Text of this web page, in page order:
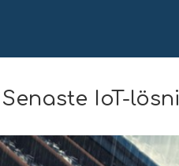
Senaste IoT-